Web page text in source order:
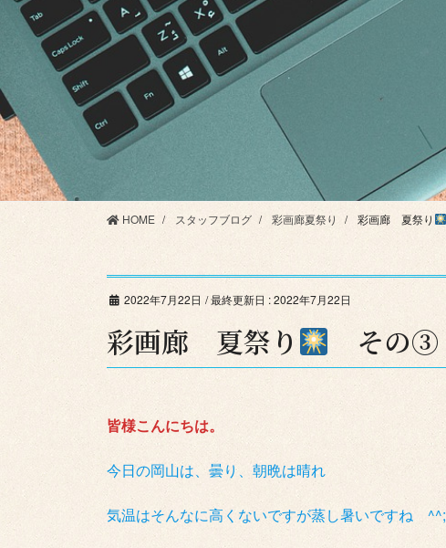
HOME スタッフブログ 彩画廊夏祭り 彩画廊 夏祭り
2022年7月22日 / 最終更新日 :2022年7月22日
彩画廊 夏祭り その③
皆様こんにちは。
今日の岡山は、曇り、朝晩は晴れ
気温はそんなに高くないですが蒸し暑いですね ^^;